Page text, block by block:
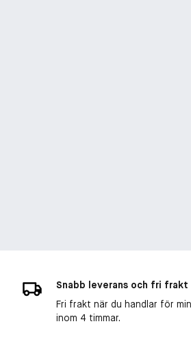
Snabb leverans och fri frakt
Fri frakt när du handlar för
inom 4 timmar.